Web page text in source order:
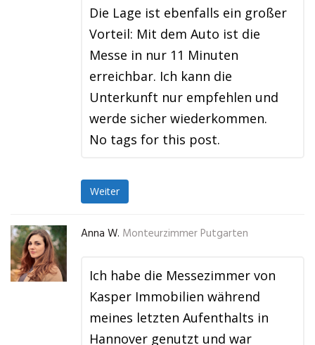
Die Lage ist ebenfalls ein großer
Vorteil: Mit dem Auto ist die
Messe in nur 11 Minuten
erreichbar. Ich kann die
Unterkunft nur empfehlen und
werde sicher wiederkommen.
No tags for this post.
Weiter
Anna W. Monteurzimmer Putgarten
Ich habe die Messezimmer von
Kasper Immobilien während
meines letzten Aufenthalts in
Hannover genutzt und war